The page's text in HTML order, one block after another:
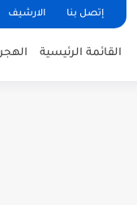
إتصل بنا الارشيف
القائمة الرئيسية